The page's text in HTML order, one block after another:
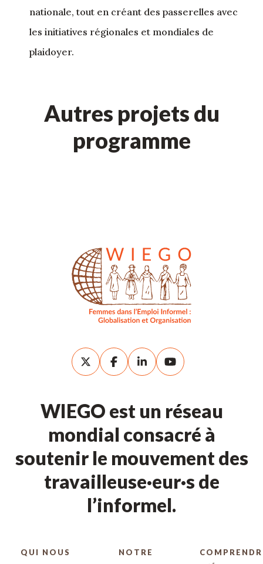
nationale, tout en créant des passerelles avec
les initiatives régionales et mondiales de
plaidoyer.
Autres projets du
programme
WIEGO est un réseau
mondial consacré à
soutenir le mouvement des
travailleuse·eur·s de
l’informel.
QUI NOUS
NOTRE